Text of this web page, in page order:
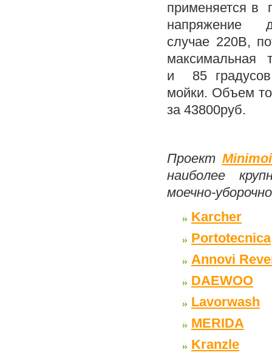
применяется в
напряжение
случае 220В,
максимальная
и 85 градусов
мойки. Объем
за 43800руб.
Проект
наиболее
моечно-
Karcher
Portotecnica
Annovi
DAEWOO
Lavorwash
MERIDA
Kranzle